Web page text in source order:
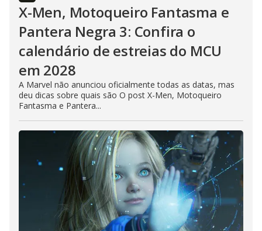
X-Men, Motoqueiro Fantasma e
Pantera Negra 3: Confira o
calendário de estreias do MCU
em 2028
A Marvel não anunciou oficialmente todas as datas, mas
deu dicas sobre quais são O post X-Men, Motoqueiro
Fantasma e Pantera...